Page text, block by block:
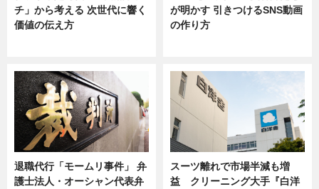
チ」から考える 次世代に響く
価値の伝え方
が明かす 引きつけるSNS動画
の作り方
退職代行「モームリ事件」 弁
護士法人・オーシャン代表弁
スーツ離れで市場半減も増
益 クリーニング大手『白洋